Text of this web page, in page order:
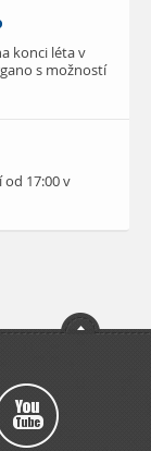
konci léta v
s možností
17:00 v